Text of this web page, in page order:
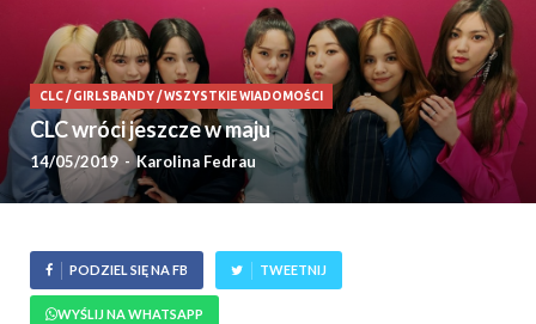
CLC/GIRLSBANDY/WSZYSTKIE WIADOMOŚCI
CLC wróci jeszcze w maju
14/05/2019 -Karolina Fedrau
PODZIEL SIĘ NA FB TWEETNIJ
WYŚLIJ NA WHATSAPP